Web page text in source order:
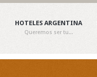
HOTELES ARGENTINA
Queremos ser tu...